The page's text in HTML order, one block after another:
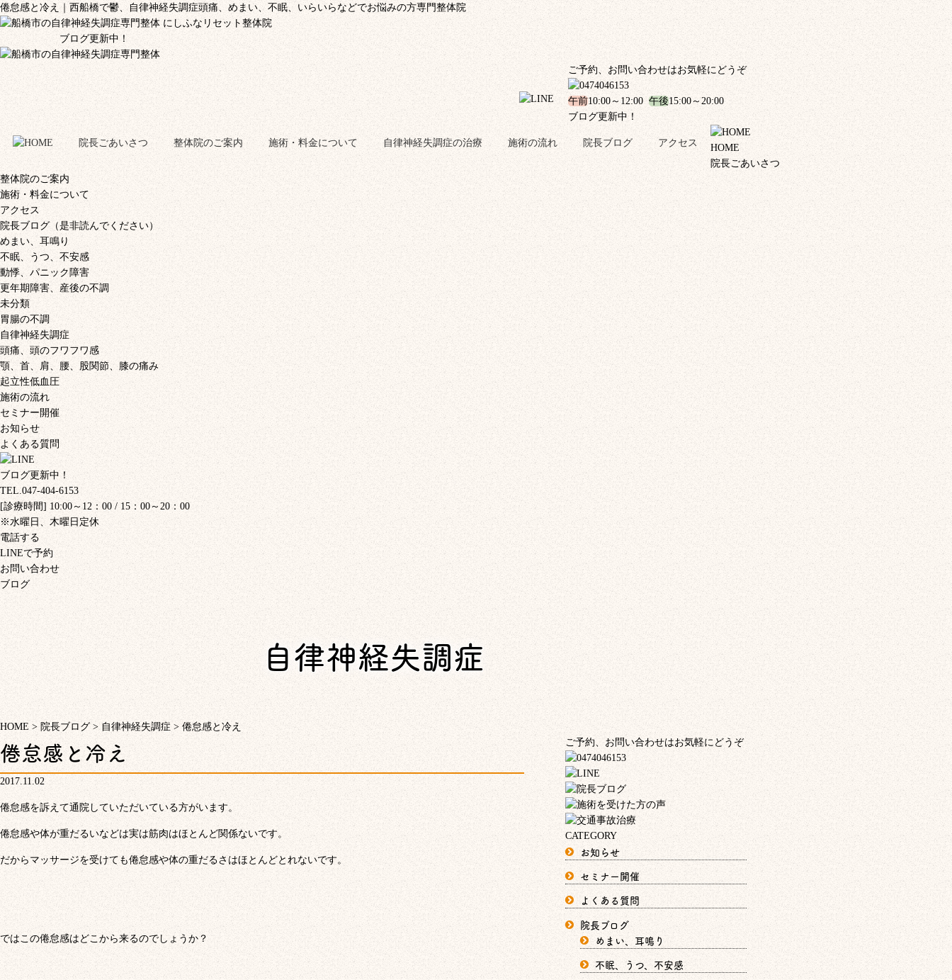
倦怠感と冷え｜西船橋で鬱、自律神経失調症頭痛、めまい、不眠、いらいらなどでお悩みの方専門整体院
ブログ更新中！
ご予約、お問い合わせはお気軽にどうぞ
午前10:00～12:00 午後15:00～20:00
ブログ更新中！
院長ごあいさつ 整体院のご案内 施術・料金について 自律神経失調症の治療 施術の流れ 院長ブログ アクセス
HOME
院長ごあいさつ
整体院のご案内
施術・料金について
アクセス
院長ブログ（是非読んでください）
めまい、耳鳴り
不眠、うつ、不安感
動悸、パニック障害
更年期障害、産後の不調
未分類
胃腸の不調
自律神経失調症
頭痛、頭のフワフワ感
顎、首、肩、腰、股関節、膝の痛み
起立性低血圧
施術の流れ
セミナー開催
お知らせ
よくある質問
ブログ更新中！
TEL.047-404-6153
[診療時間] 10:00～12：00 / 15：00～20：00
※水曜日、木曜日定休
電話する
LINEで予約
お問い合わせ
ブログ
自律神経失調症
HOME > 院長ブログ> 自律神経失調症 > 倦怠感と冷え
倦怠感と冷え
2017.11.02
倦怠感を訴えて通院していただいている方がいます。
倦怠感や体が重だるいなどは実は筋肉はほとんど関係ないです。
だからマッサージを受けても倦怠感や体の重だるさはほとんどとれないです。
ではこの倦怠感はどこから来るのでしょうか？
ご予約、お問い合わせはお気軽にどうぞ
CATEGORY
お知らせ
セミナー開催
よくある質問
院長ブログ
めまい、耳鳴り
不眠、うつ、不安感